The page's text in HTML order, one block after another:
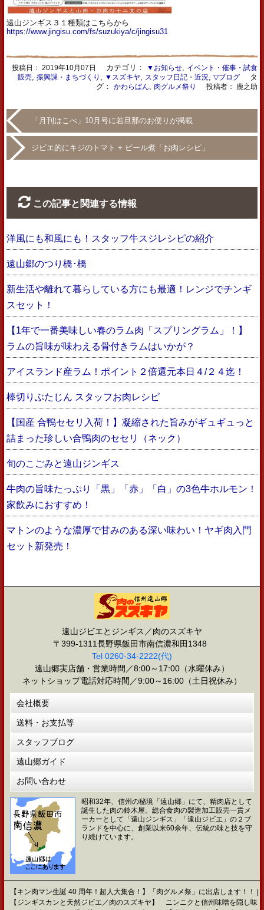
遠山ジンギス３１種類はこちらから
https://www.jingisu.com/fs/suzukiya/c/jingisu31
投稿日： 2019年10月07日 カテゴリ： ▼お知らせ,
イベント・催事・試食
販売, 振興課・まちづくり ▼スズキヤ スタッフ日記・近況 ▽ブログタ
グ： かわらばん 肉グルメ祭り 投稿者： 鹿之助
「月刊はこべ」10月号に若旦那のお便りが掲載
ジビエ的にキジのトマト + ビール煮「お肉レシピ」
この記事と関連する情報
洋風にも和風にも！スタッフ牛スジレシピの紹介
遠山郷のつり橋･橋
新生活や離れて暮らしている方にも最適！レンジでチンギ
スセット！
【1年で一番美味しい春のラム肉「スプリングラム」！】
ラムの旨味が味わえる骨付きラムはいかが？
アイスランド産ラム！ポイント２倍還元本日４/２４迄！
棒切りぶたじん スタッフお肉レシピ
【国産 合鴨セセリ入荷！】凝縮された旨みがギュギュっと
詰まった珍しい合鴨肉のセセリ（ネック）
旬のこごみと遠山ジンギス
牛肉の旨味たっぷり「黒」「赤」「白」の3色牛ホルモン！
家飲みにおすすめ！
マトンのような濃厚で甘みのある深い味わい！ヤギ肉入門
セット新発売！
遠山ジビエとジンギス／肉のスズキヤ
〒399-1311長野県飯田市南信濃和田1348
Tel 0260-34-2222(代)
遠山郷実店舗・営業時間／8:00～17:00（水曜休み）
ネットショップ電話対応時間／9:00～16:00（土日祝休み）
会社概要
送料・お支払等
スタッフブログ
遠山郷ガイド
お問い合わせ
昭和32年、信州の秘境「遠山郷」にて、精肉店として
誕生した肉の鈴木屋。総合食肉の製造加工販売一貫メ
ーカーとして「遠山ジンギス」「遠山ジビエ」の２ブ
ランドを中心に、創業以来60余年、伝統の味と技を守
り続けています。
【キン肉マン生誕 40 周年！超人大集合！】「肉グルメ祭」に出店します！！ |
【ジンギスカンと天然ジビエ／肉のスズキヤ】 ニンニクと信州味噌を隠し味